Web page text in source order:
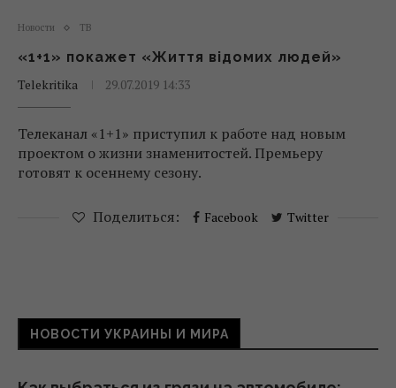
Новости ТВ
«1+1» покажет «Життя відомих людей»
Telekritika
29.07.2019 14:33
Телеканал «1+1» приступил к работе над новым
проектом о жизни знаменитостей. Премьеру
готовят к осеннему сезону.
Поделиться: Facebook Twitter
НОВОСТИ УКРАИНЫ И МИРА